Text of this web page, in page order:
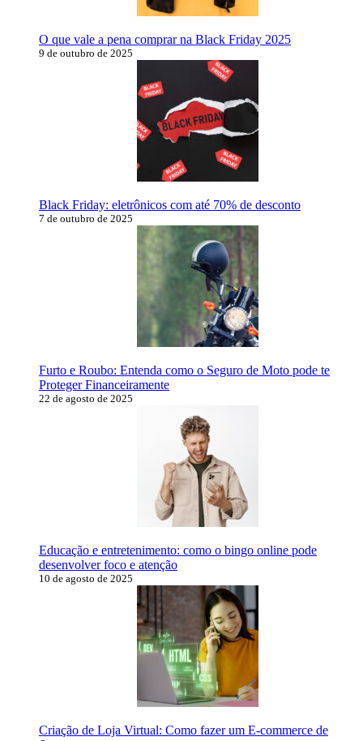
O que vale a pena comprar na Black Friday 2025
9 de outubro de 2025
Black Friday: eletrônicos com até 70% de desconto
7 de outubro de 2025
Furto e Roubo: Entenda como o Seguro de Moto pode te
Proteger Financeiramente
22 de agosto de 2025
Educação e entretenimento: como o bingo online pode
desenvolver foco e atenção
10 de agosto de 2025
Criação de Loja Virtual: Como fazer um E-commerce de